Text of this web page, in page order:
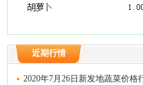
近期行情
2020年7月26日新发地蔬菜价格